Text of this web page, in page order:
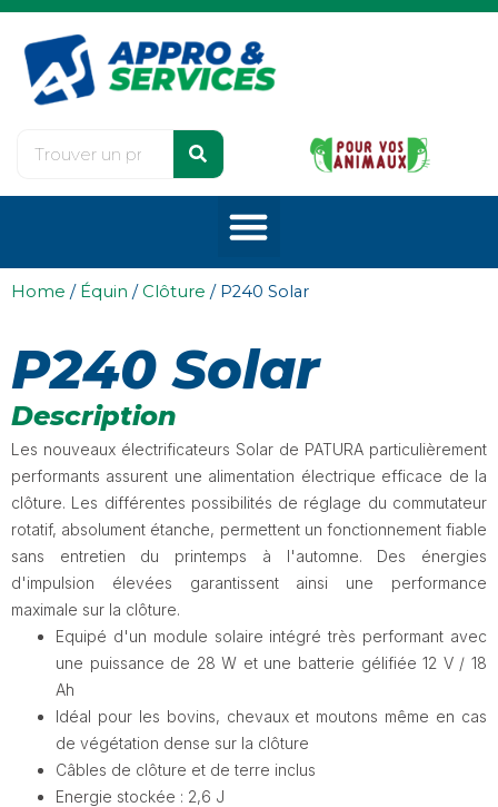
Home / Équin /Clôture / P240 Solar
P240 Solar
Description
Les nouveaux électrificateurs Solar de PATURA particulièrement
performants assurent une alimentation électrique efficace de la
clôture. Les différentes possibilités de réglage du commutateur
rotatif, absolument étanche, permettent un fonctionnement fiable
sans entretien du printemps à l'automne. Des énergies
d'impulsion élevées garantissent ainsi une performance
maximale sur la clôture.
Equipé d'un module solaire intégré très performant avec
une puissance de 28 W et une batterie gélifiée 12 V / 18
Ah
Idéal pour les bovins, chevaux et moutons même en cas
de végétation dense sur la clôture
Câbles de clôture et de terre inclus
Energie stockée : 2,6 J